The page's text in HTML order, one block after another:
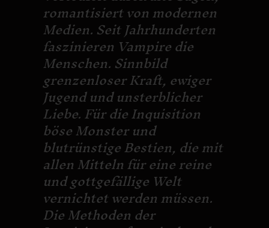
romantisiert von modernen
Medien. Seit Jahrhunderten
faszinieren Vampire die
Menschen. Sinnbild
grenzenloser Kraft, ewiger
Jugend und unsterblicher
Liebe. Für die Inquisition
böse Monster und
blutrünstige Bestien, die mit
allen Mitteln für eine reine
und gottgefällige Welt
vernichtet werden müssen.
Die Methoden der